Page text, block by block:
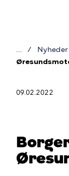
Nyheder
09.02.2022